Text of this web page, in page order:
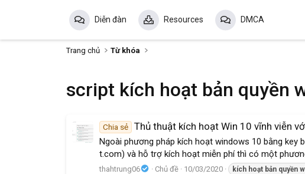
Diễn đàn Resources DMCA
Trang chủ Từ khóa
script kích hoạt bản quyền
Chia sẻ Thủ thuật kích hoạt Win 10 vĩnh viễn
Ngoài phương pháp kích hoạt windows 10 bằng key
t.com) và hỗ trợ kích hoạt miễn phí thì có một
thahtrung06 Chủ đề 10/03/2020 kích hoạt bản quyền